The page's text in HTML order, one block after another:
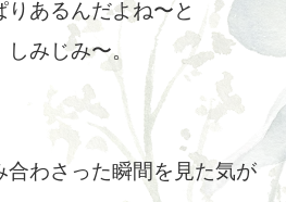
りあるんだよね〜と
みじみ〜。
合わさった瞬間を見た気が